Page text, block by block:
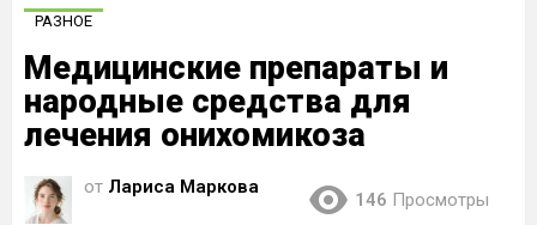
РАЗНОЕ
Медицинские препараты и
народные средства для
лечения онихомикоза
от Лариса Маркова
146 Просмотры